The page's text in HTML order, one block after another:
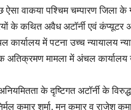
वाकया पश्चिम चम्पारण जिला के
के कथित अवैध अटॉर्नी एवं
कार्यालय में पटना उच्च न्यायालय
अतिक्रमण मामला में अंचल कार्यालय
अनियमितता के दृष्टिगत अटॉर्नी के
कुमार शर्मा, मनु कुमार व